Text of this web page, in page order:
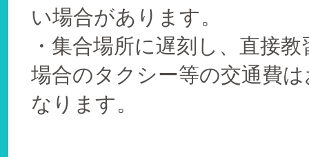
い場合があります。
・集合場所に遅刻し、直接
場合のタクシー等の交通費
なります。